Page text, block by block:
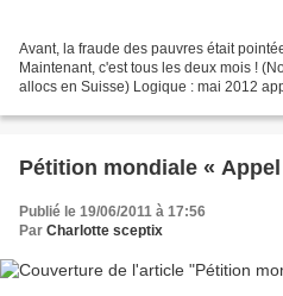
Avant, la fraude des pauvres était
Maintenant, c'est tous les deux mois !
allocs en Suisse) Logique : mai 2012
Pétition mondiale «
Publié le 19/06/2011 à 17:56
Par Charlotte sceptix